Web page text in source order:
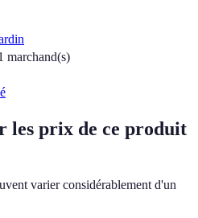
marchand(s)
les prix de ce produit
varier considérablement d'un